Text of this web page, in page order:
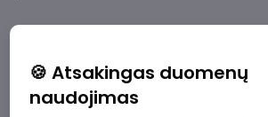
Pridėti naują
🍪 Atsakingas duomenų
naudojimas